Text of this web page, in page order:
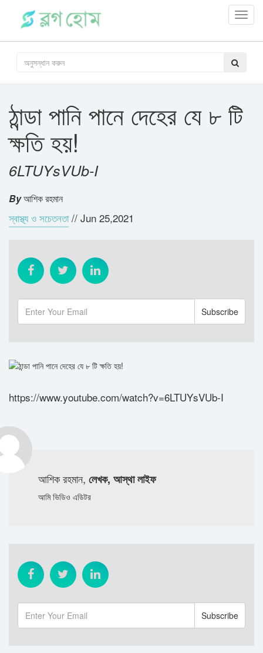
ঠান্ডা পানি পানে দেহের যে ৮ টি
ক্ষতি হয়!
6LTUYsVUb-I
Byআশিক রহমান
স্বাস্থ্য ও সচেতনতা // Jun 25,2021
https://www.youtube.com/watch?v=6LTUYsVUb-I
আশিক রহমান, লেখক, আস্থা লাইফ
আমি ভিডিও এডিটর